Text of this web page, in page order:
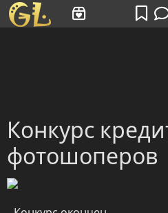
Конкурс
фотошоперов